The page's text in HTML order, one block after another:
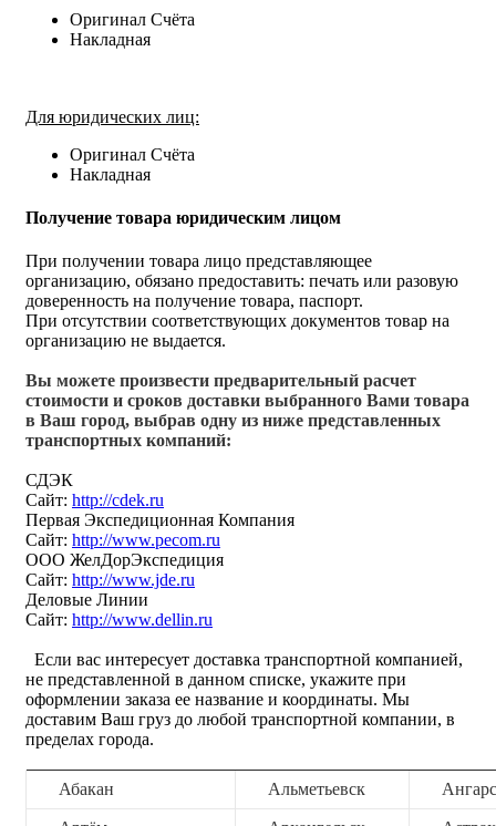
Оригинал Счёта
Накладная
Для юридических лиц:
Оригинал Счёта
Накладная
Получение товара юридическим лицом
При получении товара лицо представляющее
организацию, обязано предоставить: печать или разовую
доверенность на получение товара, паспорт.
При отсутствии соответствующих документов товар на
организацию не выдается.
Вы можете произвести предварительный расчет
стоимости и сроков доставки выбранного Вами товара
в Ваш город, выбрав одну из ниже представленных
транспортных компаний:
СДЭК
Сайт: http://cdek.ru
Первая Экспедиционная Компания
Сайт: http://www.pecom.ru
ООО ЖелДорЭкспедиция
Сайт: http://www.jde.ru
Деловые Линии
Сайт: http://www.dellin.ru
Если вас интересует доставка транспортной компанией,
не представленной в данном списке, укажите при
оформлении заказа ее название и координаты. Мы
доставим Ваш груз до любой транспортной компании, в
пределах города.
Абакан Альметьевск